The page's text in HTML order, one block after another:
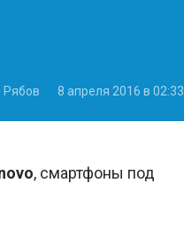
Рябов 8 апреля 2016 в 02:33
, смартфоны под